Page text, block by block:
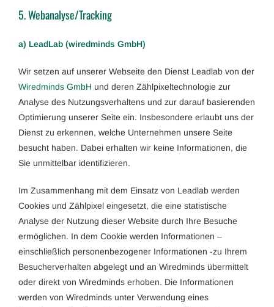
5. Webanalyse/Tracking
a) LeadLab (wiredminds GmbH)
Wir setzen auf unserer Webseite den Dienst Leadlab von der
Wiredminds GmbH und deren Zählpixeltechnologie zur
Analyse des Nutzungsverhaltens und zur darauf basierenden
Optimierung unserer Seite ein. Insbesondere erlaubt uns der
Dienst zu erkennen, welche Unternehmen unsere Seite
besucht haben. Dabei erhalten wir keine Informationen, die
Sie unmittelbar identifizieren.
Im Zusammenhang mit dem Einsatz von Leadlab werden
Cookies und Zählpixel eingesetzt, die eine statistische
Analyse der Nutzung dieser Website durch Ihre Besuche
ermöglichen. In dem Cookie werden Informationen –
einschließlich personenbezogener Informationen -zu Ihrem
Besucherverhalten abgelegt und an Wiredminds übermittelt
oder direkt von Wiredminds erhoben. Die Informationen
werden von Wiredminds unter Verwendung eines